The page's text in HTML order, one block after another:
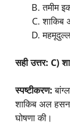
तमीम
सही उत्तर: C)
स्पष्टीकरण:
शाकिब अल
घोषणा की।